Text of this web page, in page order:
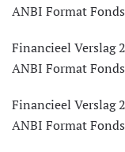
ANBI Format
Financieel Verslag
ANBI Format
Financieel Verslag
ANBI Format